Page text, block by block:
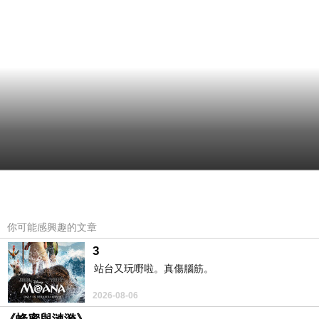
你可能感興趣的文章
3
站台又玩嘢啦。真傷腦筋。
2026-08-06